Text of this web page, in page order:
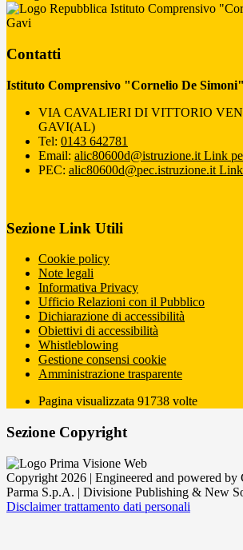
Istituto Comprensivo
Gavi
Contatti
Istituto Comprensivo "Cornelio De
VIA CAVALIERI DI VITTORIO
GAVI(AL)
Tel: 0143 642781
Email: alic80600d@istruzione.it Link
PEC: alic80600d@pec.istruzione.it Link
Sezione Link Utili
Cookie policy
Note legali
Informativa Privacy
Ufficio Relazioni con il Pubblico
Dichiarazione di accessibilità
Obiettivi di accessibilità
Whistleblowing
Gestione consensi cookie
Amministrazione trasparente
Pagina visualizzata 91738 volte
Sezione Copyright
Copyright 2026 | Engineered and powered by
Parma S.p.A. | Divisione Publishing & New
Disclaimer trattamento dati personali